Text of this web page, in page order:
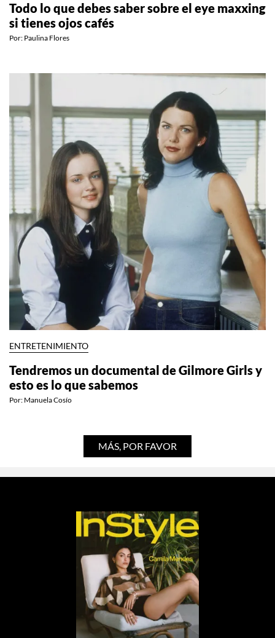
Todo lo que debes saber sobre el eye maxxing
si tienes ojos cafés
Por: Paulina Flores
ENTRETENIMIENTO
Tendremos un documental de Gilmore Girls y
esto es lo que sabemos
Por: Manuela Cosío
MÁS, POR FAVOR